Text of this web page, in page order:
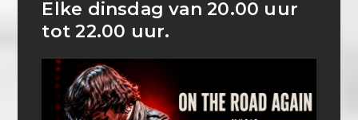
Elke dinsdag van 20.00 uur
tot 22.00 uur.